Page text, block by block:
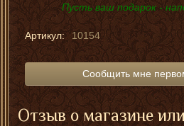
Пусть ваш подарок -
Артикул: 10154
Сообщить мне
Отзыв о магазине